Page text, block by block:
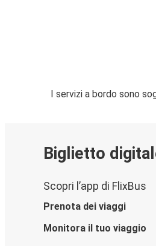
I servizi a bordo sono
Biglietto
Scopri l’app di FlixBus
Prenota dei viaggi
Monitora il tuo viaggio